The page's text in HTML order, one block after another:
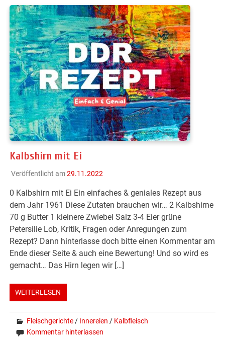
Kalbshirn mit Ei
Veröffentlicht am29.11.2022
0 Kalbshirn mit Ei Ein einfaches & geniales Rezept aus
dem Jahr 1961 Diese Zutaten brauchen wir… 2 Kalbshirne
70 g Butter 1 kleinere Zwiebel Salz 3-4 Eier grüne
Petersilie Lob, Kritik, Fragen oder Anregungen zum
Rezept? Dann hinterlasse doch bitte einen Kommentar am
Ende dieser Seite & auch eine Bewertung! Und so wird es
gemacht… Das Hirn legen wir […]
WEITERLESEN
Fleischgerichte / Innereien / Kalbfleisch
Kommentar hinterlassen